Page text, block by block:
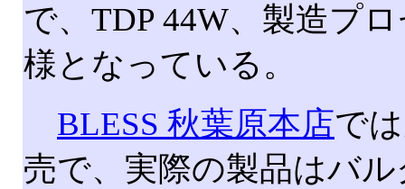
で、TDP 44W、製造プ
様となっている。
BLESS 秋葉原本店で
売で、実際の製品はバ